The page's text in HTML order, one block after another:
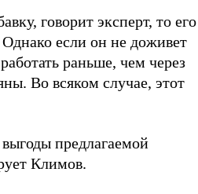
говорит эксперт, то его
если он не доживет
раньше, чем через
Во всяком случае, этот
предлагаемой
Климов.